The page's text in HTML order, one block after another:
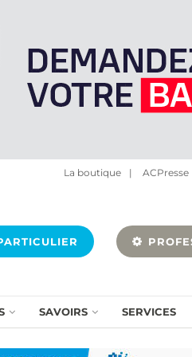
La boutique | ACPresse
SAVOIRS SERVICES